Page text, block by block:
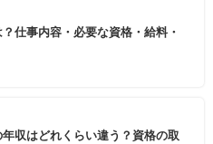
仕事内容・必要な資格・給料・
収はどれくらい違う？資格の取